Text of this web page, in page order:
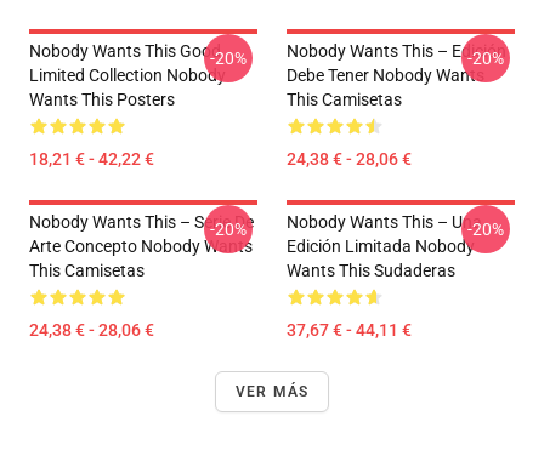
Nobody Wants This Good
Limited Collection Nobody
Wants This Posters
18,21 € - 42,22 €
-20%
Nobody Wants This – Edición
Debe Tener Nobody Wants
This Camisetas
24,38 € - 28,06 €
-20%
Nobody Wants This – Serie De
Arte Concepto Nobody Wants
This Camisetas
24,38 € - 28,06 €
-20%
Nobody Wants This – Una
Edición Limitada Nobody
Wants This Sudaderas
37,67 € - 44,11 €
-20%
VER MÁS